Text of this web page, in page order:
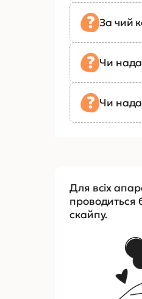
За чий
Чи
Чи
Для всіх
проводиться
скайпу.